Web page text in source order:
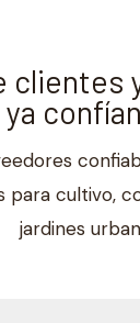
clientes
para cultivo,
jardines